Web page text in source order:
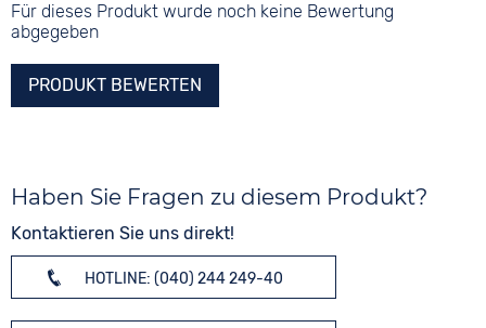
Für dieses Produkt wurde noch keine Bewertung
abgegeben
PRODUKT BEWERTEN
Haben Sie Fragen zu diesem Produkt?
Kontaktieren Sie uns direkt!
HOTLINE: (040) 244 249-40